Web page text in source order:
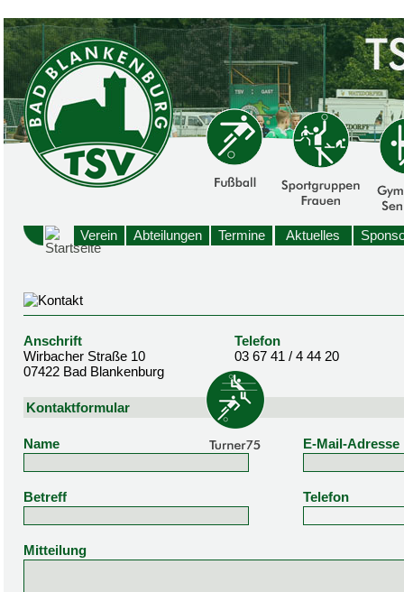
Verein Abteilungen Termine Aktuelles
Anschrift
Wirbacher Straße 10
07422 Bad Blankenburg
Telefon
03 67 41 / 4 44 20
Kontaktformular
Name E-Mail-Adresse
Betreff Telefon
Mitteilung